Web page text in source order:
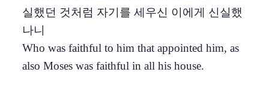
실했던 것처럼 자기를 세우신 이에게 신실했
나니
Who was faithful to him that appointed him, as
also Moses was faithful in all his house.